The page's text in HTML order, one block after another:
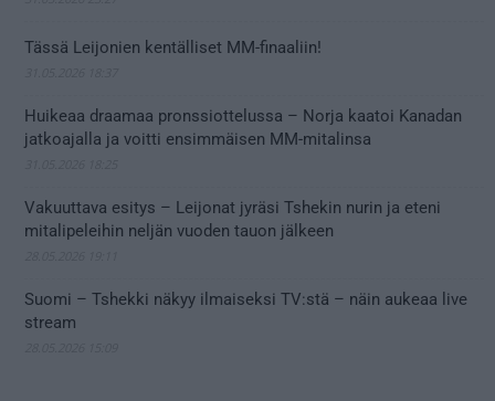
Tässä Leijonien kentälliset MM-finaaliin!
Huikeaa draamaa pronssiottelussa – Norja kaatoi Kanadan
jatkoajalla ja voitti ensimmäisen MM-mitalinsa
Vakuuttava esitys – Leijonat jyräsi Tshekin nurin ja eteni
mitalipeleihin neljän vuoden tauon jälkeen
Suomi – Tshekki näkyy ilmaiseksi TV:stä – näin aukeaa live
stream